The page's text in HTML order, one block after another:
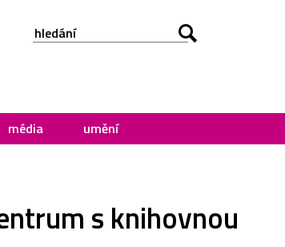
média umění
s knihovnou